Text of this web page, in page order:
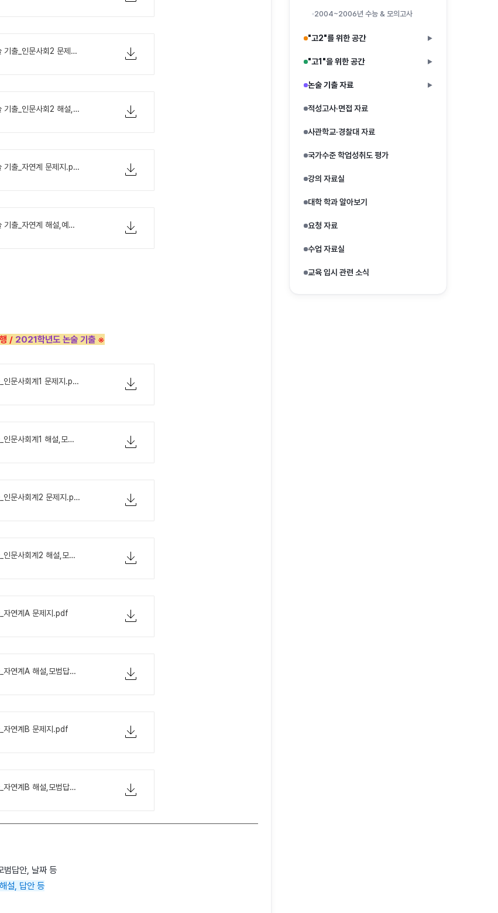
2020학년도 건국대 논술 기출_인문사회2 문제지.pdf
2020학년도 건국대 논술 기출_인문사회2 해설,예시답안.pdf
2020학년도 건국대 논술 기출_자연계 문제지.pdf
2020학년도 건국대 논술 기출_자연계 해설,예시답안.pdf
/ 2021학년도 논술 기출※
2021학년도 건국대 논술_인문사회계1 문제지.pdf
2021학년도 건국대 논술_인문사회계1 해설,모범답안.pdf
2021학년도 건국대 논술_인문사회계2 문제지.pdf
2021학년도 건국대 논술_인문사회계2 해설,모범답안.pdf
자연계A 문제지.pdf
2021학년도 건국대 논술_자연계A 해설,모범답안.pdf
자연계B 문제지.pdf
2021학년도 건국대 논술_자연계B 해설,모범답안.pdf
답안, 날짜 등
설, 답안 등
2004~2006년 수능 & 모의고사
"고2"를 위한 공간 ▶
"고1"을 위한 공간 ▶
논술 기출 자료 ▶
적성고사·면접 자료
사관학교·경찰대 자료
국가수준 학업성취도 평가
강의 자료실
대학 학과 알아보기
요청 자료
수업 자료실
교육 입시 관련 소식